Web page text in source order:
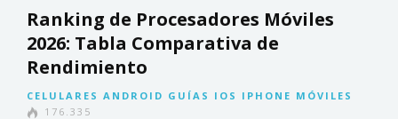
Ranking de Procesadores Móviles
2026: Tabla Comparativa de
Rendimiento
CELULARES ANDROID GUÍAS IOS IPHONE MÓVILES
176.335